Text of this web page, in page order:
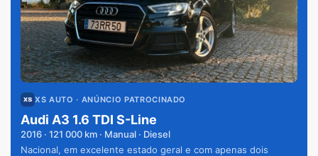
XS AUTO · ANÚNCIO PATROCINADO
Audi A3 1.6 TDI S-Line
2016 · 121 000 km · Manual · Diesel
Nacional, em excelente estado geral e com apenas dois